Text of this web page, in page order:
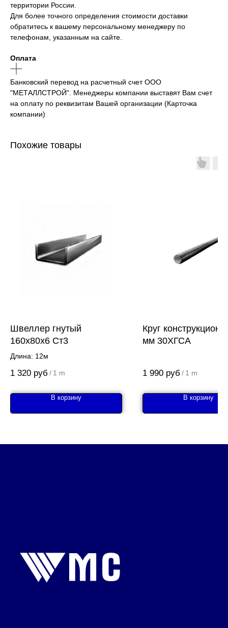
территории России.
Для более точного определения стоимости доставки
обратитесь к вашему персональному менеджеру по
телефонам, указанным на сайте.
Оплата
Банковский перевод на расчетный счет ООО
"МЕТАЛЛСТРОЙ". Менеджеры компании выставят Вам счет
на оплату по реквизитам Вашей организации (Карточка
компании)
Похожие товары
Швеллер гнутый
160x80x6 Ст3
Длина: 12м
1 320 руб / 1 m
В корзину
Круг
мм 30ХГСА
1 990 руб / 1 m
В корзину